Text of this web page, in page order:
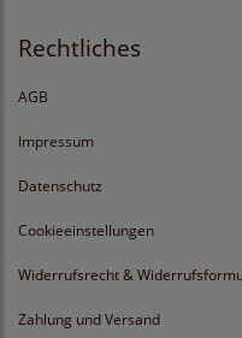
Rechtliches
AGB
Impressum
Datenschutz
Cookieeinstellungen
Widerrufsrecht &
Zahlung und Versand